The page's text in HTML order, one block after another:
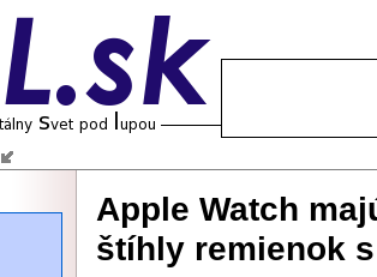
Apple Watch
štíhly remienok